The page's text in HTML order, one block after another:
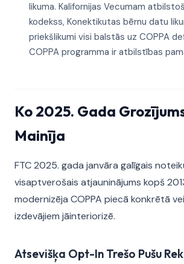
likuma. Kalifornijas Vecumam
kodekss, Konektikutas bērnu datu
priekšlikumi visi balstās uz COPPA
COPPA programma ir atbilstības
Ko 2025. Gada
Mainīja
FTC 2025. gada janvāra galīgais
visaptverošais atjauninājums kopš
modernizēja COPPA piecā konkrētā
izdevājiem jāinteriorizē.
Atsevišķa Opt-In Trešo Pušu